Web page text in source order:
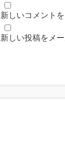
新しいコメント
新しい投稿をメ